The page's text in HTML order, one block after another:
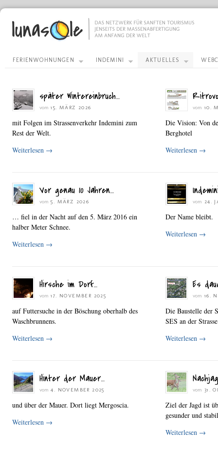
FERIENWOHNUNGEN INDEMINI AKTUELLES
später Wintereinbruch…
vom 15. MÄRZ 2026
mit Folgen im Strassenverkehr Indemini zum
Rest der Welt.
Weiterlesen →
vom 10.
Die Vision: Von
Berghotel
Weiterlesen →
Vor genau 10 Jahren…
vom 5. MÄRZ 2026
… fiel in der Nacht auf den 5. März 2016 ein
halber Meter Schnee.
Weiterlesen →
vom 24.
Der Name bleibt.
Weiterlesen →
Hirsche im Dorf…
vom 17. NOVEMBER 2025
auf Futtersuche in der Böschung oberhalb des
Waschbrunnens.
Weiterlesen →
Es
vom 16.
Die Baustelle der
SES an der
Weiterlesen →
Hinter der Mauer…
vom 4. NOVEMBER 2025
und über der Mauer. Dort liegt Mergoscia.
Weiterlesen →
vom 31.
Ziel der Jagd ist
gesunder und
Weiterlesen →